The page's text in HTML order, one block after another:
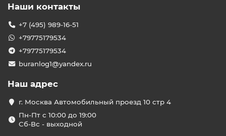
Наши контакты
+7 (495) 989-16-51
+79775179534
+79775179534
buranlog1@yandex.ru
Наш адрес
г. Москва Автомобильный проезд 10 стр 4
Пн-Пт с 10:00 до 19:00
Сб-Вс - выходной